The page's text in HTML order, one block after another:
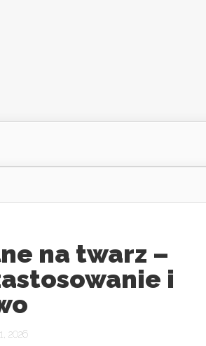
na twarz –
i
2026